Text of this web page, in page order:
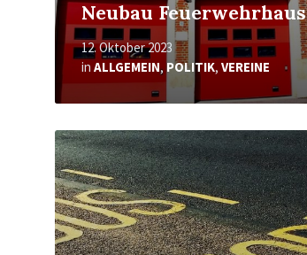
Neubau Feuerwehrhaus
12. Oktober 2023
in ALLGEMEIN, POLITIK, VEREINE
Mehr
erfahren